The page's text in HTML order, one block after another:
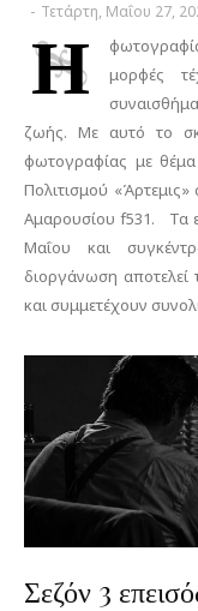
- Τετάρτη, Μαΐου 27,
Η
μορφές
ζωής. Με αυτό το
φωτογραφίας με
Πολιτισμού
Αμαρουσίου f531. Τα
Μαΐου και
διοργάνωση αποτελεί
και συμμετέχουν
Σεζόν 3